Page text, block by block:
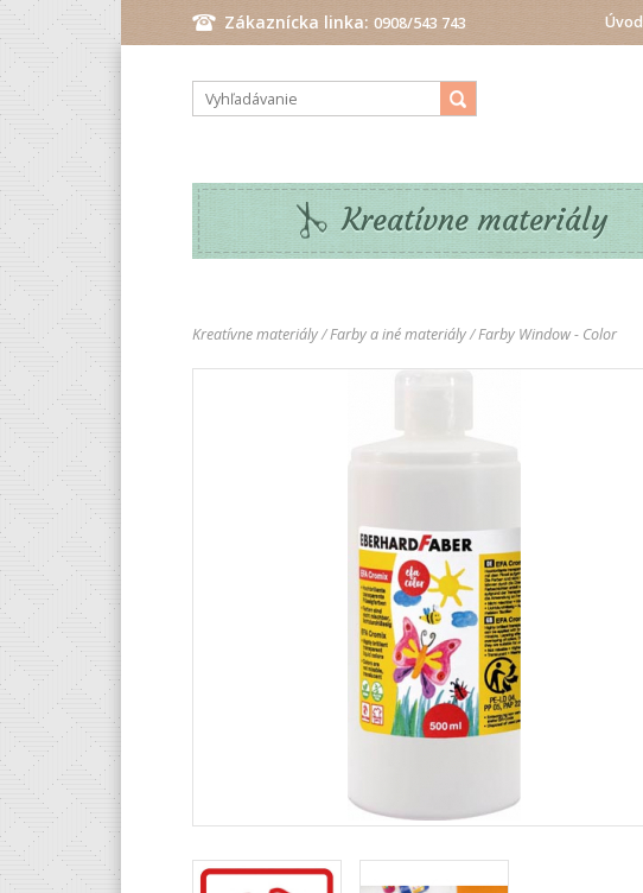
Zákaznícka linka: 0908/543 743 Úvod
Kreatívne materiály
Kreatívne materiály/Farby a iné materiály/Farby Window - Color